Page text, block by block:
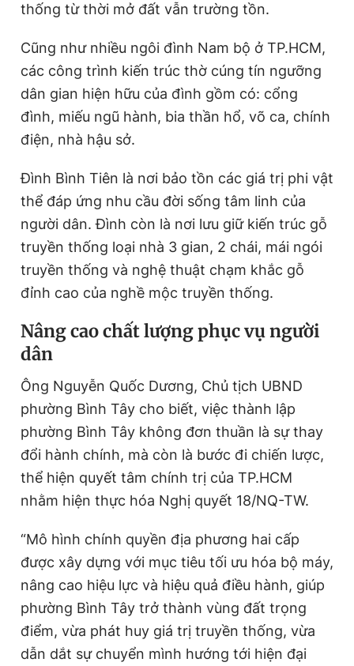
thống từ thời mở đất vẫn trường tồn.
Cũng như nhiều ngôi đình Nam bộ ở TP.HCM,
các công trình kiến trúc thờ cúng tín ngưỡng
dân gian hiện hữu của đình gồm có: cổng
đình, miếu ngũ hành, bia thần hổ, võ ca, chính
điện, nhà hậu sở.
Đình Bình Tiên là nơi bảo tồn các giá trị phi vật
thể đáp ứng nhu cầu đời sống tâm linh của
người dân. Đình còn là nơi lưu giữ kiến trúc gỗ
truyền thống loại nhà 3 gian, 2 chái, mái ngói
truyền thống và nghệ thuật chạm khắc gỗ
đỉnh cao của nghề mộc truyền thống.
Nâng cao chất lượng phục vụ người
dân
Ông Nguyễn Quốc Dương, Chủ tịch UBND
phường Bình Tây cho biết, việc thành lập
phường Bình Tây không đơn thuần là sự thay
đổi hành chính, mà còn là bước đi chiến lược,
thể hiện quyết tâm chính trị của TP.HCM
nhằm hiện thực hóa Nghị quyết 18/NQ-TW.
“Mô hình chính quyền địa phương hai cấp
được xây dựng với mục tiêu tối ưu hóa bộ máy,
nâng cao hiệu lực và hiệu quả điều hành, giúp
phường Bình Tây trở thành vùng đất trọng
điểm, vừa phát huy giá trị truyền thống, vừa
dẫn dắt sự chuyển mình hướng tới hiện đại